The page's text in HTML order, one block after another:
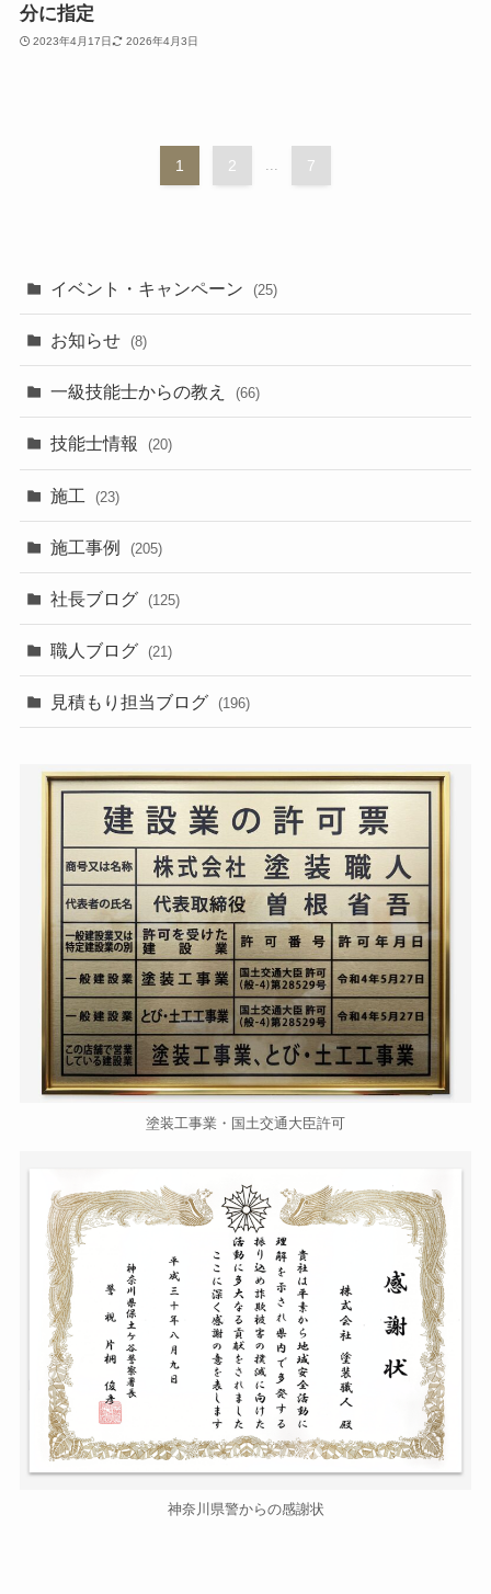
分に指定
2023年4月17日 2026年4月3日
1 2 ... 7
イベント・キャンペーン (25)
お知らせ (8)
一級技能士からの教え (66)
技能士情報 (20)
施工 (23)
施工事例 (205)
社長ブログ (125)
職人ブログ (21)
見積もり担当ブログ (196)
塗装工事業・国土交通大臣許可
神奈川県警からの感謝状